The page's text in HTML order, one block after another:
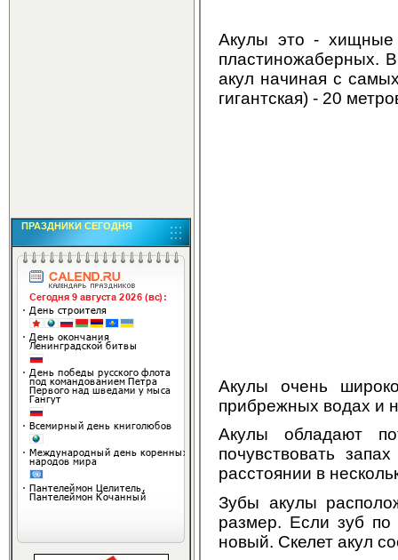
ПРАЗДНИКИ СЕГОДНЯ
Акулы это - хищные
пластиножаберных.
акул начиная с
гигантская) - 20
Акулы очень
прибрежных водах и
Акулы обладают
почувствовать
расстоянии в
Зубы акулы
размер. Если зуб по
новый. Скелет акул